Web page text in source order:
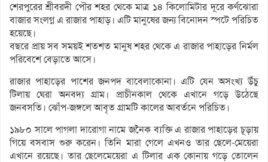
শেরপুরের শ্রীবরদী পৌর শহর থেকে মাত্র ১৪ কিলোমিটার দূরে কর্ণঝোরা
বাজার সংলগ্ন এ রাজার পাহাড়। এটি মানুষের জন্য বিনোদন স্পটে পরিচিত
হয়েছে।
বছরে প্রায় সব সময়ই শতশত মানুষ শহর থেকে এ রাজার পাহাড়ের নির্মল
পরিবেশে বেড়াতে আসে।
রাজার পাহাড়ের পাশের জনপদ বাবেলাকোনা। এটি যেন অসংখ্য উঁচু
টিলায় ঘেরা অনবদ্য গ্রাম। প্রাচীনকাল থেকে এখানে গড়ে উঠেছে
জনবসতি। ঝোঁপ-জঙ্গলে আবৃত গ্রামটি কালের আবর্তনে পরিচিত।
১৯৮০ সালে পাগলা দারোগা নামে জনৈক ব্যক্তি এ রাজার পাহাড়ের চূড়ায়
গিয়ে বসবাস শুরু করেন। তিনি মারা গেলে এখনও তার ছেলে-মেয়েরা
এখানে রয়েছে। তার ছেলেমেয়েরা এ টিলার এক কোনায় গড়ে তোলেন